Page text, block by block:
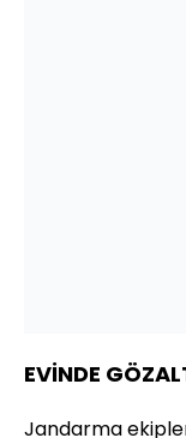
EVİNDE
Jandarma